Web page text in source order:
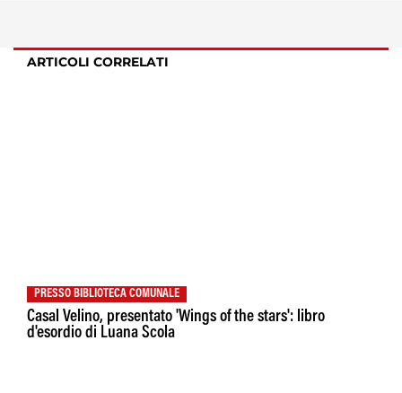
ARTICOLI CORRELATI
PRESSO BIBLIOTECA COMUNALE
Casal Velino, presentato 'Wings of the stars': libro
d'esordio di Luana Scola